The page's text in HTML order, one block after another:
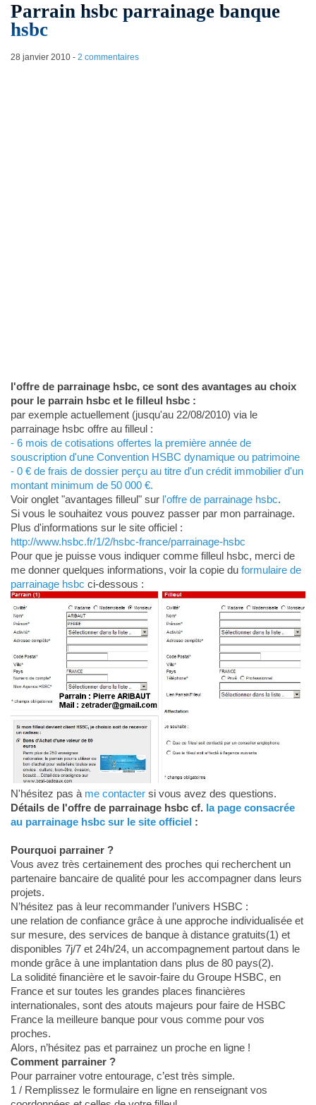
Parrain hsbc parrainage banque
hsbc
28 janvier 2010- 2 commentaires
l'offre de parrainage hsbc, ce sont des avantages au choix
pour le parrain hsbc et le filleul hsbc :
par exemple actuellement (jusqu'au 22/08/2010) via le
parrainage hsbc offre au filleul :
- 6 mois de cotisations offertes la première année de
souscription d'une Convention HSBC dynamique ou patrimoine
- 0 € de frais de dossier perçu au titre d'un crédit immobilier d'un
montant minimum de 50 000 €.
Voir onglet "avantages filleul" sur l'offre de parrainage hsbc.
Si vous le souhaitez vous pouvez passer par mon parrainage.
Plus d'informations sur le site officiel :
http://www.hsbc.fr/1/2/hsbc-france/parrainage-hsbc
Pour que je puisse vous indiquer comme filleul hsbc, merci de
me donner quelques informations, voir la copie du formulaire de
parrainage hsbc ci-dessous :
N'hésitez pas à me contactersi vous avez des questions.
Détails de l'offre de parrainage hsbc cf. la page consacrée
au parrainage hsbc sur le site officiel:
Pourquoi parrainer ?
Vous avez très certainement des proches qui recherchent un
partenaire bancaire de qualité pour les accompagner dans leurs
projets.
N’hésitez pas à leur recommander l’univers HSBC :
une relation de confiance grâce à une approche individualisée et
sur mesure, des services de banque à distance gratuits(1) et
disponibles 7j/7 et 24h/24, un accompagnement partout dans le
monde grâce à une implantation dans plus de 80 pays(2).
La solidité financière et le savoir-faire du Groupe HSBC, en
France et sur toutes les grandes places financières
internationales, sont des atouts majeurs pour faire de HSBC
France la meilleure banque pour vous comme pour vos
proches.
Alors, n’hésitez pas et parrainez un proche en ligne !
Comment parrainer ?
Pour parrainer votre entourage, c’est très simple.
1 / Remplissez le formulaire en ligne en renseignant vos